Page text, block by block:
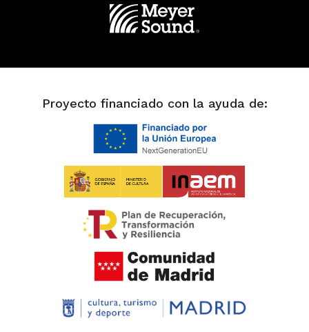
Proyecto financiado con la ayuda de: